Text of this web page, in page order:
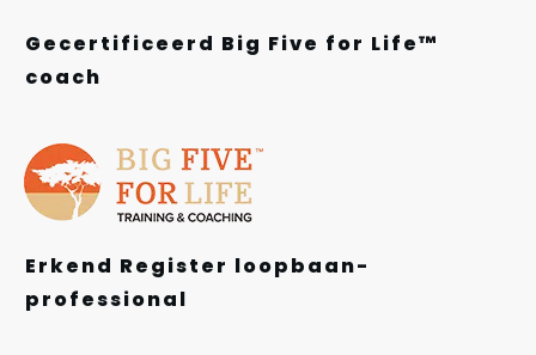
Gecertificeerd Big Five for Life™
coach
Erkend Register loopbaan-
professional